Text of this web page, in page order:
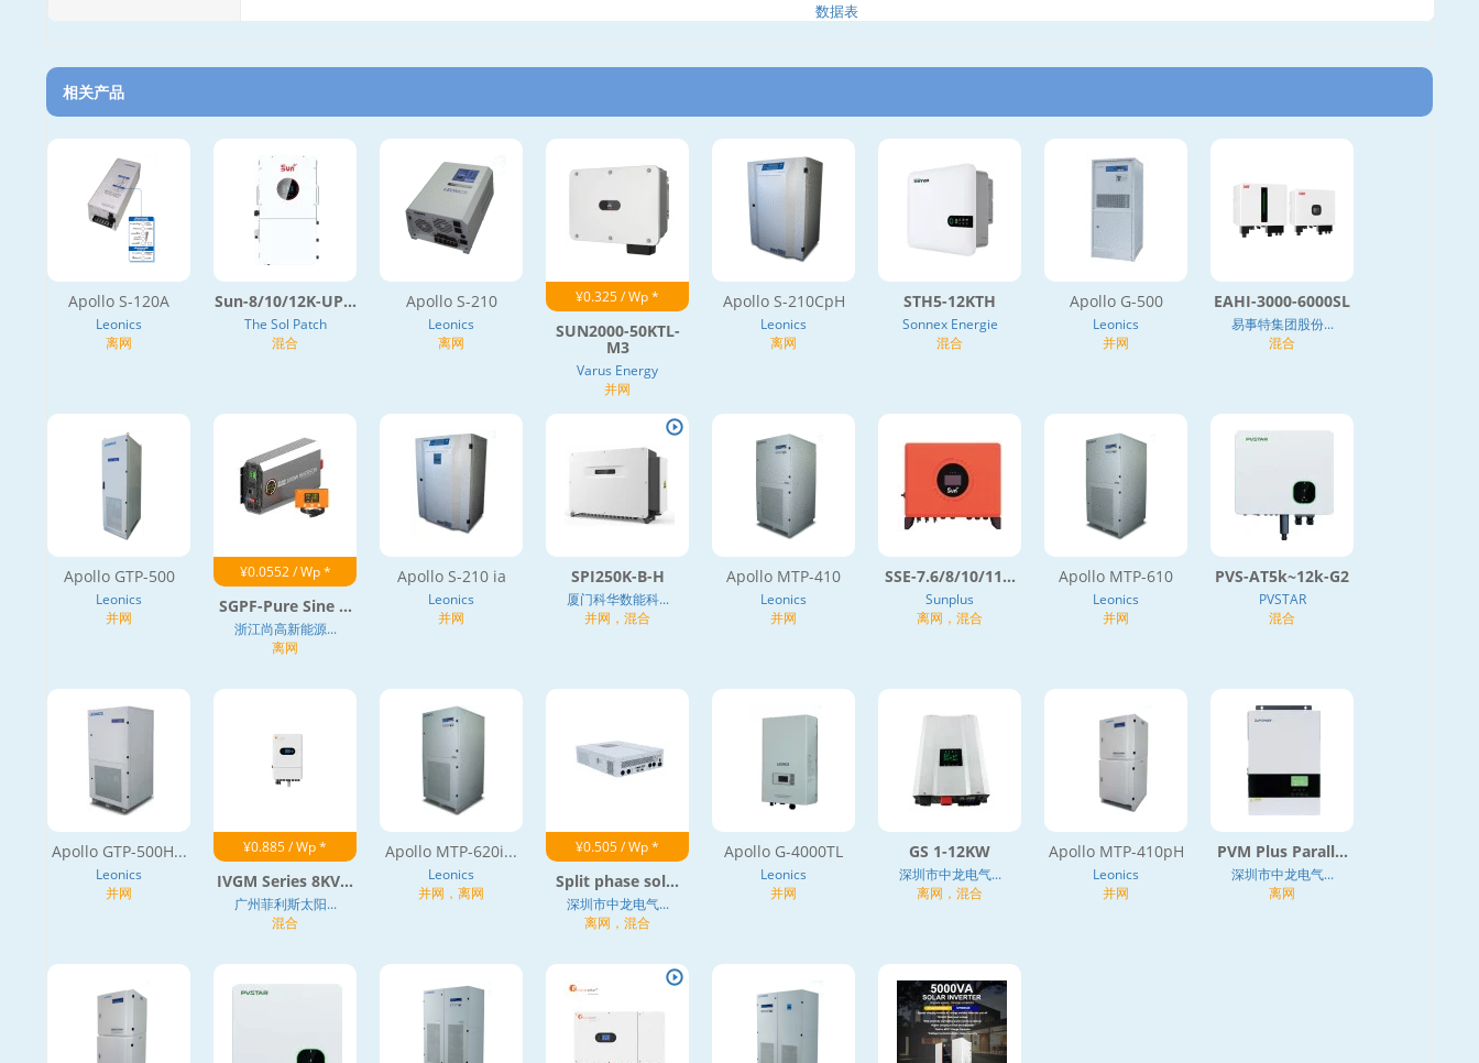
数据表
相关产品
Apollo S-120A
Leonics
离网
Sun-8/10/12K-UP...
The Sol Patch
混合
Apollo S-210
Leonics
离网
¥0.325 / Wp *
SUN2000-50KTL-
M3
Varus Energy
并网
Apollo S-210CpH
Leonics
离网
STH5-12KTH
Sonnex Energie
混合
Apollo G-500
Leonics
并网
EAHI-3000-6000SL
易事特集团股份...
混合
Apollo GTP-500
Leonics
并网
¥0.0552 / Wp *
SGPF-Pure Sine ...
浙江尚高新能源...
离网
Apollo S-210 ia
Leonics
并网
SPI250K-B-H
厦门科华数能科...
并网，混合
Apollo MTP-410
Leonics
并网
SSE-7.6/8/10/11...
Sunplus
离网，混合
Apollo MTP-610
Leonics
并网
PVS-AT5k~12k-G2
PVSTAR
混合
Apollo GTP-500H...
Leonics
并网
¥0.885 / Wp *
IVGM Series 8KV...
广州菲利斯太阳...
混合
Apollo MTP-620i...
Leonics
并网，离网
¥0.505 / Wp *
Split phase sol...
深圳市中龙电气...
离网，混合
Apollo G-4000TL
Leonics
并网
GS 1-12KW
深圳市中龙电气...
离网，混合
Apollo MTP-410pH
Leonics
并网
PVM Plus Parall...
深圳市中龙电气...
离网